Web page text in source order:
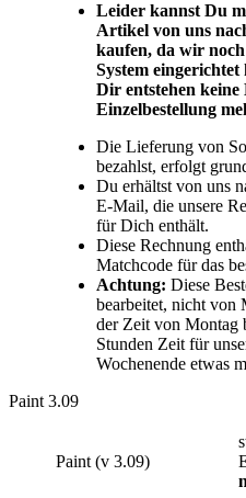
Leider kannst Du
Artikel von uns
kaufen, da wir
System eingerichtet
Dir entstehen
Einzelbestellung
Die Lieferung von
bezahlst, erfolgt
Du erhältst von uns
E-Mail, die unsere
für Dich enthält.
Diese Rechnung
Matchcode für das
Achtung: Diese
bearbeitet, nicht von
der Zeit von Montag
Stunden Zeit für
Wochenende etwas
Paint 3.09
Paint (v 3.09)